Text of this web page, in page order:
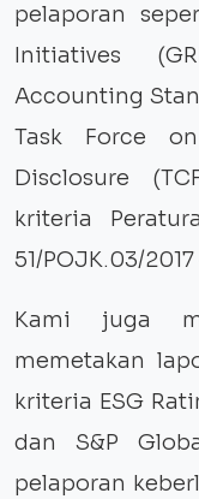
pelaporan
Initiatives
Accounting
Task Force
Disclosure
kriteria
51/POJK.03/
Kami juga
memetakan
kriteria ESG
dan S&P
pelaporan